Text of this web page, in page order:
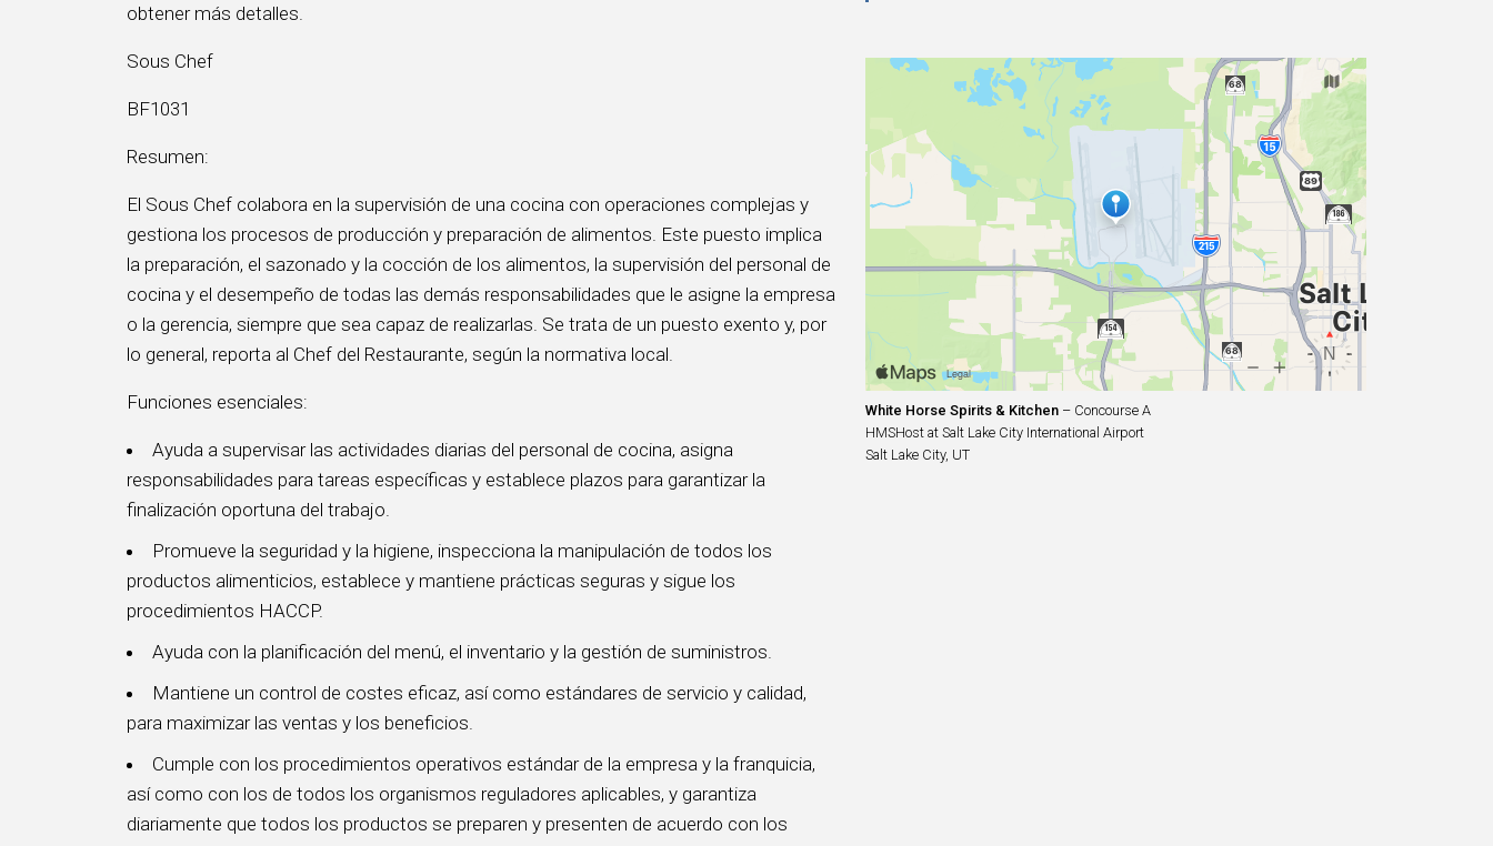
obtener más detalles.
Sous Chef
BF1031
Resumen:
El Sous Chef colabora en la supervisión de una cocina con operaciones complejas y
gestiona los procesos de producción y preparación de alimentos. Este puesto implica
la preparación, el sazonado y la cocción de los alimentos, la supervisión del personal de
cocina y el desempeño de todas las demás responsabilidades que le asigne la empresa
o la gerencia, siempre que sea capaz de realizarlas. Se trata de un puesto exento y, por
lo general, reporta al Chef del Restaurante, según la normativa local.
Funciones esenciales:
Ayuda a supervisar las actividades diarias del personal de cocina, asigna
responsabilidades para tareas específicas y establece plazos para garantizar la
finalización oportuna del trabajo.
Promueve la seguridad y la higiene, inspecciona la manipulación de todos los
productos alimenticios, establece y mantiene prácticas seguras y sigue los
procedimientos HACCP.
Ayuda con la planificación del menú, el inventario y la gestión de suministros.
Mantiene un control de costes eficaz, así como estándares de servicio y calidad,
para maximizar las ventas y los beneficios.
Cumple con los procedimientos operativos estándar de la empresa y la franquicia,
así como con los de todos los organismos reguladores aplicables, y garantiza
diariamente que todos los productos se preparen y presenten de acuerdo con los
White Horse Spirits & Kitchen – Concourse A
HMSHost at Salt Lake City International Airport
Salt Lake City, UT